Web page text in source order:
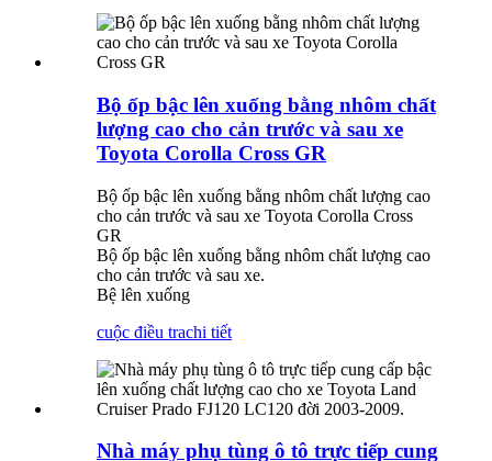
Bộ ốp bậc lên xuống bằng nhôm chất
lượng cao cho cản trước và sau xe
Toyota Corolla Cross GR
Bộ ốp bậc lên xuống bằng nhôm chất lượng cao
cho cản trước và sau xe Toyota Corolla Cross
GR
Bộ ốp bậc lên xuống bằng nhôm chất lượng cao
cho cản trước và sau xe.
Bệ lên xuống
cuộc điều trachi tiết
Nhà máy phụ tùng ô tô trực tiếp cung